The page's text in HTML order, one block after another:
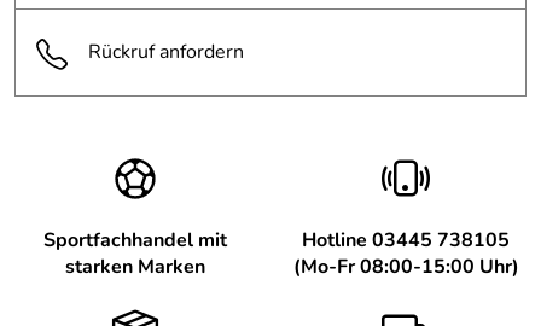
Rückruf anfordern
Sportfachhandel mit
starken Marken
Hotline 03445 738105
(Mo-Fr 08:00-15:00 Uhr)